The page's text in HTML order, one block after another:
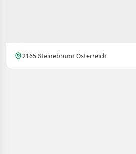
2165 Steinebrunn Österreich